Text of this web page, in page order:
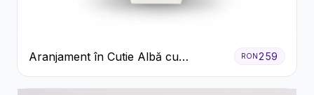
Aranjament în Cutie Albă cu
Trandafiri Roșii și Lisianthus
RON259